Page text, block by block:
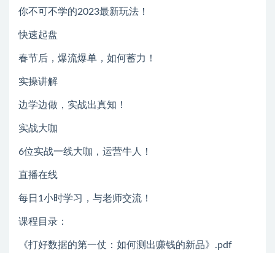
你不可不学的2023最新玩法！
快速起盘
春节后，爆流爆单，如何蓄力！
实操讲解
边学边做，实战出真知！
实战大咖
6位实战一线大咖，运营牛人！
直播在线
每日1小时学习，与老师交流！
课程目录：
《打好数据的第一仗：如何测出赚钱的新品》.pdf